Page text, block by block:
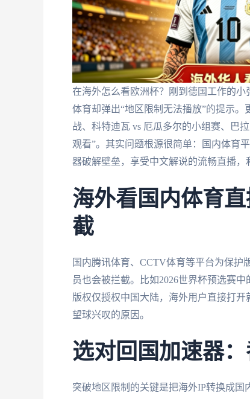
在海外怎么看欧洲杯？刚到德国工作的
体育却弹出“地区限制无法播放”的提示
战、科特迪瓦 vs 厄瓜多尔的小组赛、巴
观看”。其实问题根源很简单：国内体育
器破解壁垒，享受中文解说的流畅直播，
海外看国内体育
截
国内腾讯体育、CCTV体育等平台为保护
员也会被拦截。比如2026世界杯预选赛
版权仅授权中国大陆，海外用户直接打
望球兴叹的原因。
选对回国加速器
突破地区限制的关键是把海外IP转换成国